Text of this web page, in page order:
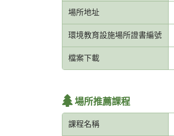
場所地址
環境教育設施場所證書編號
檔案下載
場所推薦課程
課程名稱